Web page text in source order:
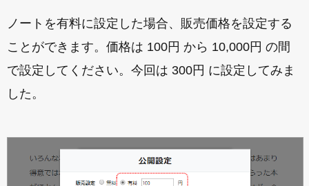
ノートを有料に設定した場合、販売価格を設定する
ことができます。価格は 100円 から 10,000円 の間
で設定してください。今回は 300円 に設定してみま
した。